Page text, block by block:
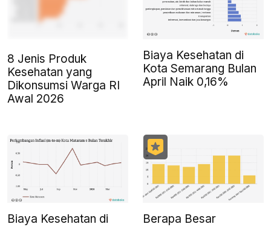
8 Jenis Produk
Kesehatan yang
Dikonsumsi Warga RI
Awal 2026
Biaya Kesehatan di
Kota Semarang Bulan
April Naik 0,16%
Biaya Kesehatan di
Berapa Besar